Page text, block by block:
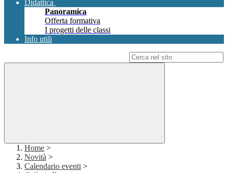
Didattica
Panoramica
Offerta formativa
I progetti delle classi
Info utili
Home >
Novità >
Calendario eventi >